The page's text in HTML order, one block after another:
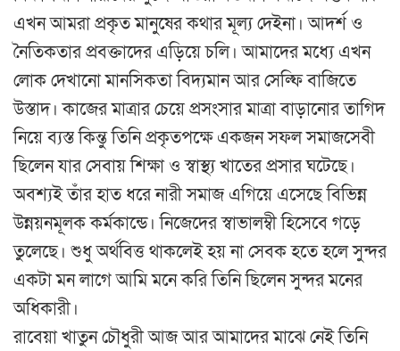
এখন আমরা প্রকৃত মানুষের কথার মূল্য দেইনা। আদর্শ ও
নৈতিকতার প্রবক্তাদের এড়িয়ে চলি। আমাদের মধ্যে এখন
লোক দেখানো মানসিকতা বিদ্যমান আর সেল্ফি বাজিতে
উস্তাদ। কাজের মাত্রার চেয়ে প্রসংসার মাত্রা বাড়ানোর তাগিদ
নিয়ে ব্যস্ত কিন্তু তিনি প্রকৃতপক্ষে একজন সফল সমাজসেবী
ছিলেন যার সেবায় শিক্ষা ও স্বাস্থ্য খাতের প্রসার ঘটেছে।
অবশ্যই তাঁর হাত ধরে নারী সমাজ এগিয়ে এসেছে বিভিন্ন
উন্নয়নমূলক কর্মকান্ডে। নিজেদের স্বাভালম্বী হিসেবে গড়ে
তুলেছে। শুধু অর্থবিত্ত থাকলেই হয় না সেবক হতে হলে সুন্দর
একটা মন লাগে আমি মনে করি তিনি ছিলেন সুন্দর মনের
অধিকারী।
রাবেয়া খাতুন চৌধুরী আজ আর আমাদের মাঝে নেই তিনি